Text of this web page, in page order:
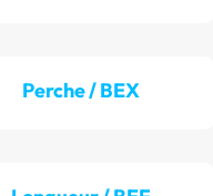
Perche / BEX